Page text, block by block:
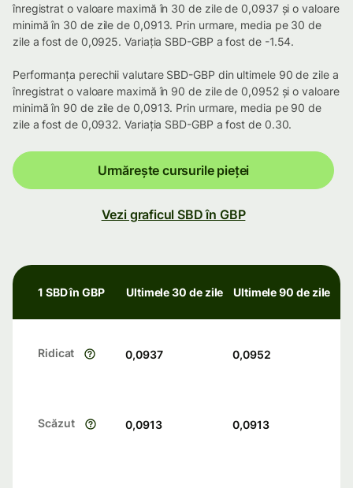
înregistrat o valoare maximă în 30 de zile de 0,0937 și o valoare
minimă în 30 de zile de 0,0913. Prin urmare, media pe 30 de
zile a fost de 0,0925. Variația SBD-GBP a fost de -1.54.
Performanța perechii valutare SBD-GBP din ultimele 90 de zile a
înregistrat o valoare maximă în 90 de zile de 0,0952 și o valoare
minimă în 90 de zile de 0,0913. Prin urmare, media pe 90 de
zile a fost de 0,0932. Variația SBD-GBP a fost de 0.30.
Urmărește cursurile pieței
Vezi graficul SBD în GBP
1 SBD în GBP Ultimele 30 de zile Ultimele 90 de zile
Ridicat 0,0937 0,0952
Scăzut 0,0913 0,0913